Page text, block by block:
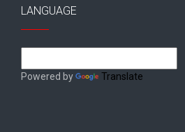
LANGUAGE
Powered by Translate